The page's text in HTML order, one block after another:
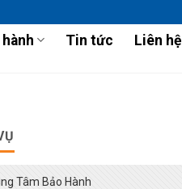
Tin tức
Liên hệ
Tâm Bảo Hành